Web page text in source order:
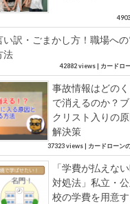
い訳・ごまかし方！職場へ
法
42882 views| カードロ
事故情報はどの
で消えるのか？
クリスト入りの原
解決策
37323 views| カードローン
「学費が払えな
対処法」私立・
校の学費を用意